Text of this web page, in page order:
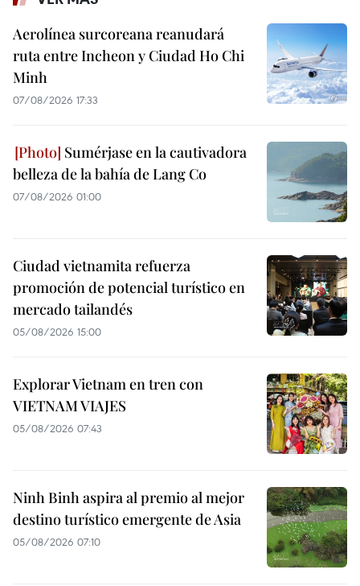
Aerolínea surcoreana reanudará
ruta entre Incheon y Ciudad Ho Chi
Minh
07/08/2026 17:33
Sumérjase en la cautivadora
belleza de la bahía de Lang Co
07/08/2026 01:00
Ciudad vietnamita refuerza
promoción de potencial turístico en
mercado tailandés
05/08/2026 15:00
Explorar Vietnam en tren con
VIETNAM VIAJES
05/08/2026 07:43
Ninh Binh aspira al premio al mejor
destino turístico emergente de Asia
05/08/2026 07:10